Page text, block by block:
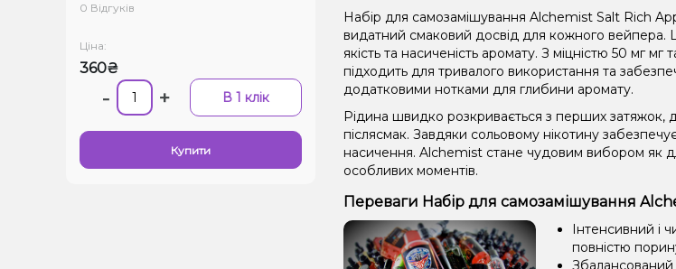
0 Відгуків
Ціна:
360₴
- + В 1 клік
Купити
Набір для самозамішування Alchemist Salt Rich
видатний смаковий досвід для кожного вейпера.
якість та насиченість аромату. З міцністю 50 мг
підходить для тривалого використання та
додатковими нотками для глибини аромату.
Рідина швидко розкривається з перших затяжок,
післясмак. Завдяки сольовому нікотину
насичення. Alchemist стане чудовим вибором як
особливих моментів.
Переваги Набір для самозамішування
Інтенсивний і
повністю
Збалансований